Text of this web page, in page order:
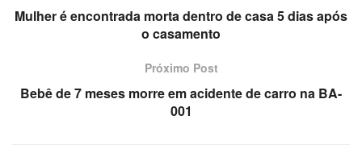
Mulher é encontrada morta dentro de casa 5 dias após
o casamento
Próximo Post
Bebê de 7 meses morre em acidente de carro na BA-
001